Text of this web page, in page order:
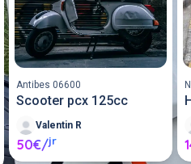
Antibes 06600
Scooter pcx 125cc
Valentin R
50€/jr